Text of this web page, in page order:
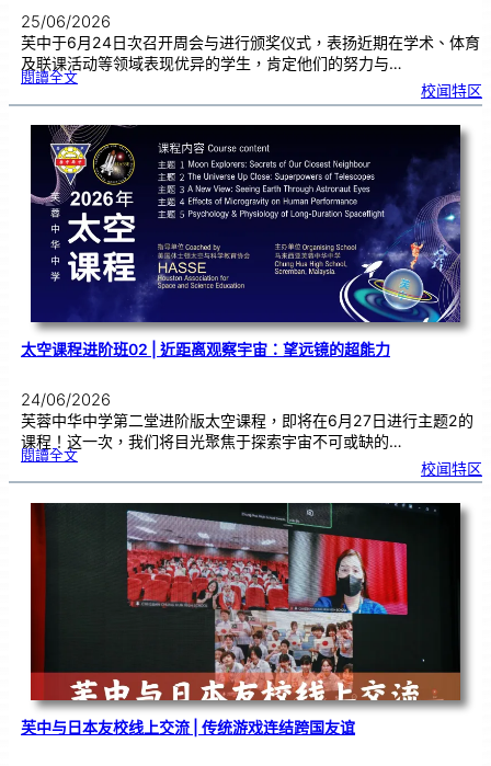
25/06/2026
芙中于6月24日次召开周会与进行颁奖仪式，表扬近期在学术、体育
及联课活动等领域表现优异的学生，肯定他们的努力与…
閱讀全文:周
奖
式
|嘉
奖
优
秀
学
子
校闻特区
太空课程进阶班02 | 近距离观察宇宙：望远镜的超能力
24/06/2026
芙蓉中华中学第二堂进阶版太空课程，即将在6月27日进行主题2的
课程！这一次，我们将目光聚焦于探索宇宙不可或缺的…
閱讀全文:太
程
阶
班
校闻特区
芙中与日本友校线上交流 | 传统游戏连结跨国友谊